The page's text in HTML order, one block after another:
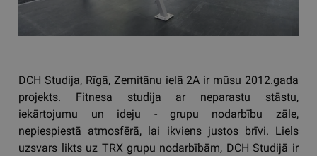
DCH Studija, Rīgā, Zemitānu ielā 2A ir mūsu 2012.gada
projekts. Fitnesa studija ar neparastu stāstu,
iekārtojumu un ideju - grupu nodarbību zāle,
nepiespiestā atmosfērā, lai ikviens justos brīvi. Liels
uzsvars likts uz TRX grupu nodarbībām, DCH Studijā ir